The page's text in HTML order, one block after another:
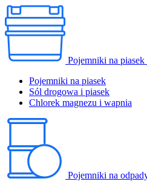
Pojemniki na piasek
Pojemniki na piasek
Sól drogowa i piasek
Chlorek magnezu i wapnia
Pojemniki na